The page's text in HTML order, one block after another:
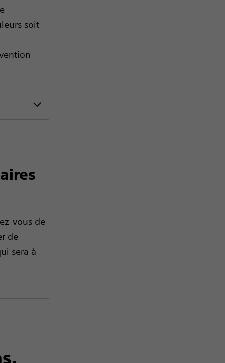
soit
vous de
de
sera à